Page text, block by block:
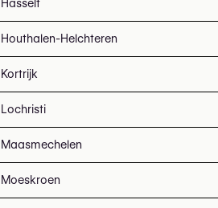
Hasselt
Houthalen-Helchteren
Kortrijk
Lochristi
Maasmechelen
Moeskroen